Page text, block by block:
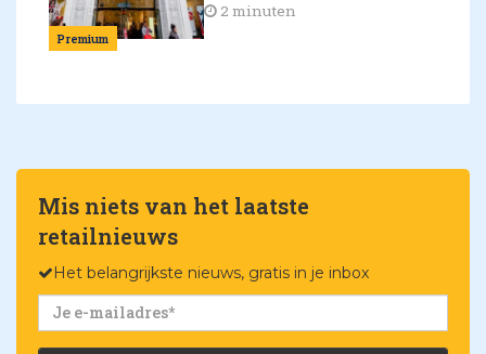
Premium
2 minuten
Mis niets van het laatste
retailnieuws
Het belangrijkste nieuws, gratis in je inbox